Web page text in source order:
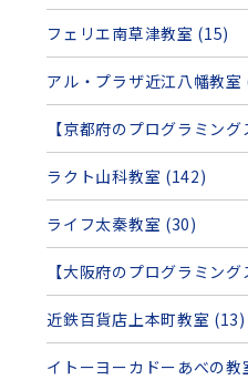
フェリエ南草津教室 (15)
アル・プラザ近江八幡教室
【京都府のプログラミン
ラクト山科教室 (142)
ライフ太秦教室 (30)
【大阪府のプログラミン
近鉄百貨店上本町教室 (13)
イトーヨーカドーあべの教